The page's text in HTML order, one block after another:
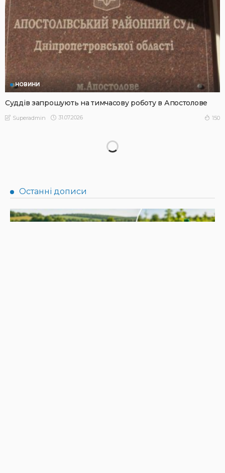
НОВИНИ
Суддів запрошують на тимчасову роботу в Апостолове
Superadmin 31.07.2026 150